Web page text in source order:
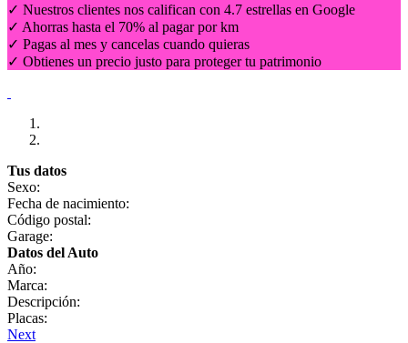
✓ Nuestros clientes nos califican con 4.7 estrellas en Google
✓ Ahorras hasta el 70% al pagar por km
✓ Pagas al mes y cancelas cuando quieras
✓ Obtienes un precio justo para proteger tu patrimonio
Tus datos
Sexo:
Fecha de nacimiento:
Código postal:
Garage:
Datos del Auto
Año:
Marca:
Descripción:
Placas:
Next